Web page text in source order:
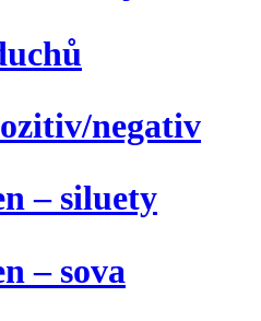
negativ
– siluety
– sova